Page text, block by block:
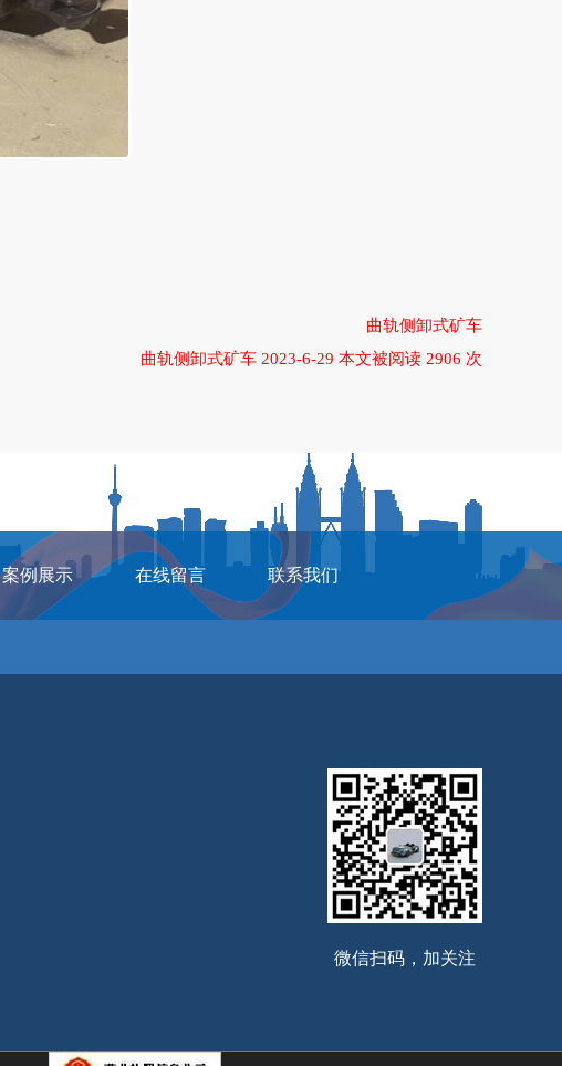
曲轨侧卸式矿车
曲轨侧卸式矿车 2023-6-29 本文被阅读 2906 次
案例展示 在线留言 联系我们
微信扫码，加关注